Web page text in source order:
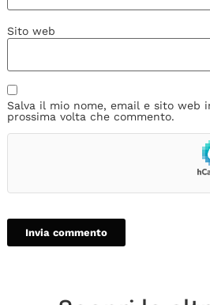
Sito web
Salva il mio nome, email e sito web
prossima volta che commento.